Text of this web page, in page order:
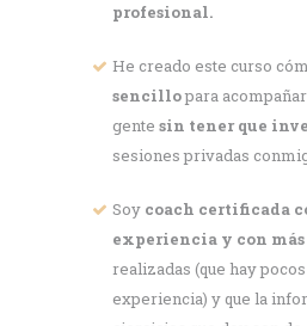
profesional.
He creado este curso
sencillopara
gente sin tener que
sesiones privadas
Soy coach certificada
experiencia y con más
realizadas (que hay
experiencia) y que la